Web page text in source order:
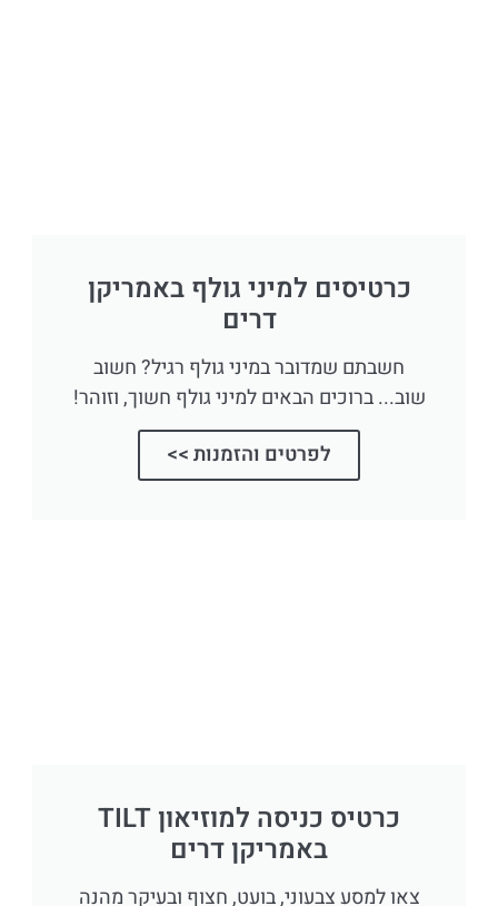
כרטיסים למיני גולף באמריקן
דרים
חשבתם שמדובר במיני גולף רגיל? חשוב
שוב... ברוכים הבאים למיני גולף חשוך, וזוהר!
לפרטים והזמנות >>
כרטיס כניסה למוזיאון TILT
באמריקן דרים
צאו למסע צבעוני, בועט, חצוף ובעיקר מהנה